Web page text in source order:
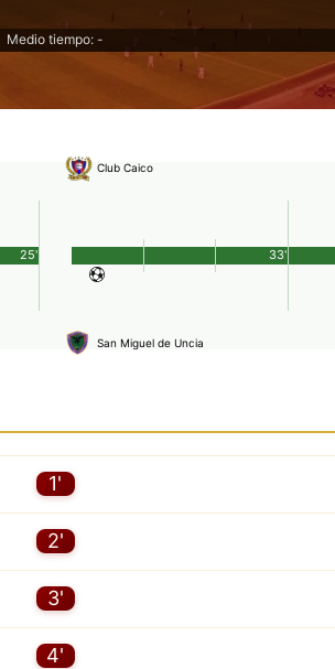
Medio tiempo: -
25'
Club Caico
San Miguel de Uncia
33'
1'
2'
3'
4'